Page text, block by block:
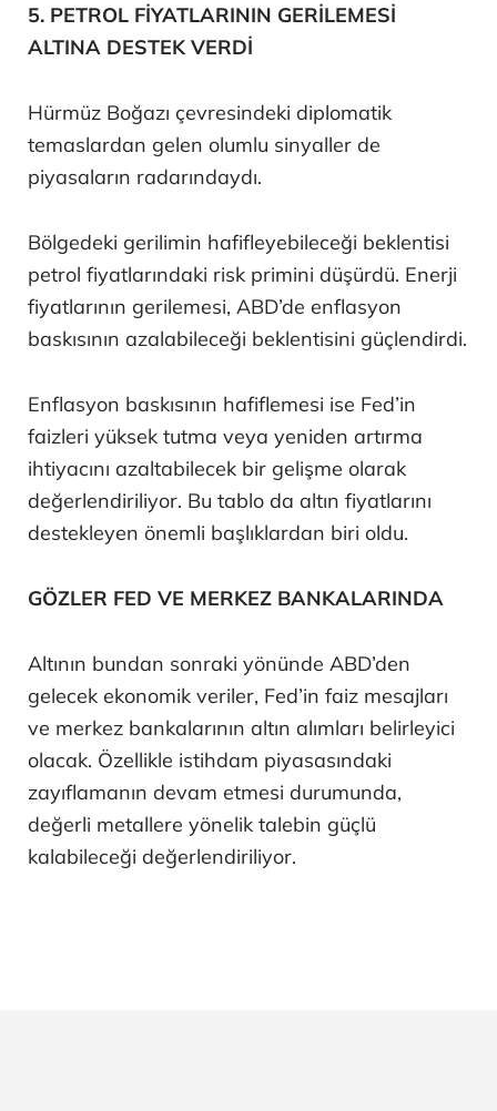
5. PETROL FİYATLARININ GERİLEMESİ
ALTINA DESTEK VERDİ
Hürmüz Boğazı çevresindeki diplomatik
temaslardan gelen olumlu sinyaller de
piyasaların radarındaydı.
Bölgedeki gerilimin hafifleyebileceği beklentisi
petrol fiyatlarındaki risk primini düşürdü. Enerji
fiyatlarının gerilemesi, ABD’de enflasyon
baskısının azalabileceği beklentisini güçlendirdi.
Enflasyon baskısının hafiflemesi ise Fed’in
faizleri yüksek tutma veya yeniden artırma
ihtiyacını azaltabilecek bir gelişme olarak
değerlendiriliyor. Bu tablo da altın fiyatlarını
destekleyen önemli başlıklardan biri oldu.
GÖZLER FED VE MERKEZ BANKALARINDA
Altının bundan sonraki yönünde ABD’den
gelecek ekonomik veriler, Fed’in faiz mesajları
ve merkez bankalarının altın alımları belirleyici
olacak. Özellikle istihdam piyasasındaki
zayıflamanın devam etmesi durumunda,
değerli metallere yönelik talebin güçlü
kalabileceği değerlendiriliyor.